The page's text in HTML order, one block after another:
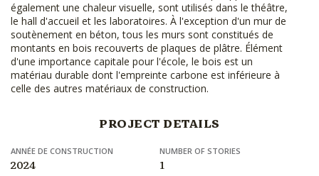
également une chaleur visuelle, sont utilisés dans le théâtre,
le hall d'accueil et les laboratoires. À l'exception d'un mur de
soutènement en béton, tous les murs sont constitués de
montants en bois recouverts de plaques de plâtre. Élément
d'une importance capitale pour l'école, le bois est un
matériau durable dont l'empreinte carbone est inférieure à
celle des autres matériaux de construction.
PROJECT DETAILS
ANNÉE DE CONSTRUCTION
2024
NUMBER OF STORIES
1